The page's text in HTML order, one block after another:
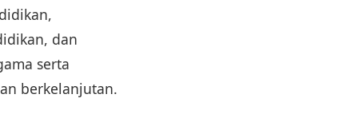
dan
serta
berkelanjutan.